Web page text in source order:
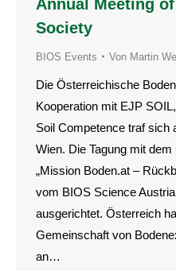
Annual Meeting
Society
BIOS Events Von Martin
Die Österreichische
Kooperation mit EJP
Soil Competence traf sich
Wien. Die Tagung mit
„Mission Boden.at –
vom BIOS Science
ausgerichtet. Österreich
Gemeinschaft von
an…